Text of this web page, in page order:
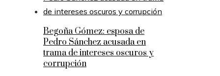
Begoña Gómez: esposa de
Pedro Sánchez acusada en
trama de intereses oscuros y
corrupción